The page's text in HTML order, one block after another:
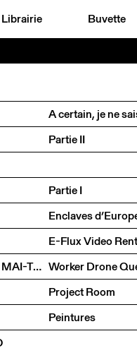
Librairie Buvette
A certain, je ne
Partie II
Partie I
Enclaves
E-Flux Video
CAROLE BOVE, VIDYA GASTALDON, AMY O'NEILL, MAI-THU PERRET Worker Drone
Project Room
Peintures